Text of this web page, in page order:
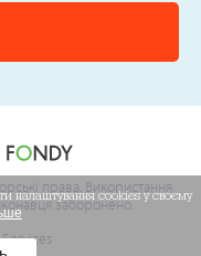
права. Використання
заборонено.
налаштування cookies у своєму